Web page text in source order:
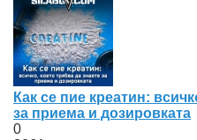
Как се пие креатин:
за приема и дозировката
0